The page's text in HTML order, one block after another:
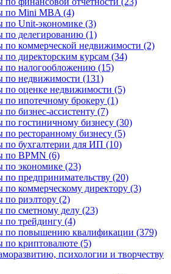
по Mini MBA (4)
по Unit-экономике (3)
по делегированию (1)
по коммерческой недвижимости (2)
по директорским курсам (34)
по налогообложению (15)
по недвижимости (131)
по оценке недвижимости (5)
по ипотечному брокеру (1)
по бизнес-ассистенту (7)
по гостиничному бизнесу (30)
по ресторанному бизнесу (5)
по бухгалтерии для ИП (10)
по BPMN (6)
по экономике (23)
по предпринимательству (20)
по коммерческому директору (3)
по риэлтору (2)
по сметному делу (23)
по трейдингу (4)
по повышению квалификации (379)
по криптовалюте (5)
психологии и творчеству